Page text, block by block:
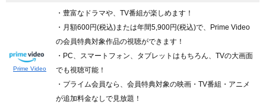
Prime Video
・豊富なドラマや、TV番組が楽しめます！
・月額600円(税込)または年間5,900円(税込)で、Prime Video
の会員特典対象作品の視聴ができます！
・PC、スマートフォン、タブレットはもちろん、TVの大画面
でも視聴可能！
・プライム会員なら、会員特典対象の映画・TV番組・アニメ
が追加料金なしで見放題！